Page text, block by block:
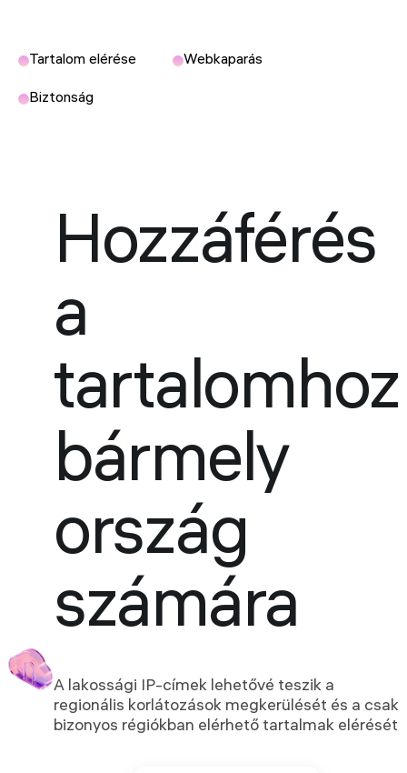
Tartalom elérése Webkaparás
Biztonság
Hozzáférés
a
tartalomhoz
bármely
ország
számára
A lakossági IP-címek lehetővé teszik a
regionális korlátozások megkerülését és a csak
bizonyos régiókban elérhető tartalmak elérését